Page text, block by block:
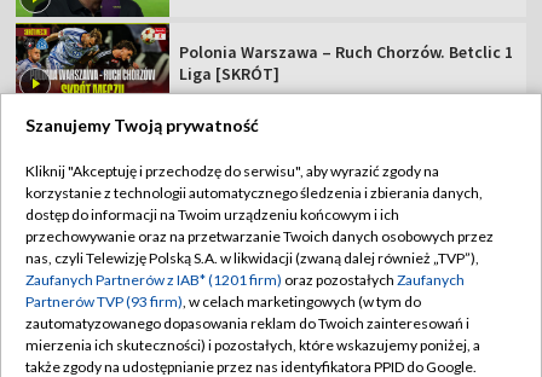
Polonia Warszawa – Ruch Chorzów. Betclic 1
Liga [SKRÓT]
TVP
Abonament TVP
Sklep TVP
Biuro Reklamy
Oferta Handlowa
Regulamin TVP
Polityka prywatności
Moje zgody
Biuro reklamy
Szanujemy Twoją prywatność
Kliknij "Akceptuję i przechodzę do serwisu", aby wyrazić zgody na
korzystanie z technologii automatycznego śledzenia i zbierania danych,
dostęp do informacji na Twoim urządzeniu końcowym i ich
przechowywanie oraz na przetwarzanie Twoich danych osobowych przez
nas, czyli Telewizję Polską S.A. w likwidacji (zwaną dalej również „TVP”),
Zaufanych Partnerów z IAB* (1201 firm) oraz pozostałych Zaufanych
Partnerów TVP (93 firm), w celach marketingowych (w tym do
zautomatyzowanego dopasowania reklam do Twoich zainteresowań i
mierzenia ich skuteczności) i pozostałych, które wskazujemy poniżej, a
także zgody na udostępnianie przez nas identyfikatora PPID do Google.